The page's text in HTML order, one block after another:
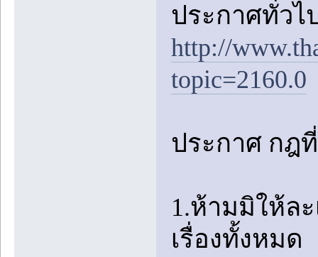
ประกาศทั่ว
http://
topic=2160.0
ประกาศ กฎ
1.ห้ามมิให้ล
เรื่องทั้งหมด